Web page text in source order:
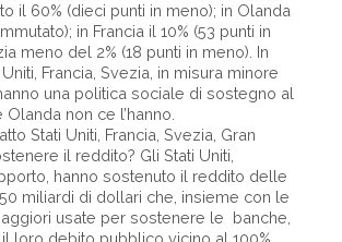
il 60% (dieci punti in meno); in Olanda
in Francia il 10% (53 punti in
meno del 2% (18 punti in meno). In
Francia, Svezia, in misura minore
una politica sociale di sostegno al
non ce l’hanno.
Stati Uniti, Francia, Svezia, Gran
il reddito? Gli Stati Uniti,
hanno sostenuto il reddito delle
miliardi di dollari che, insieme con le
usate per sostenere le banche,
loro debito pubblico vicino al 100%